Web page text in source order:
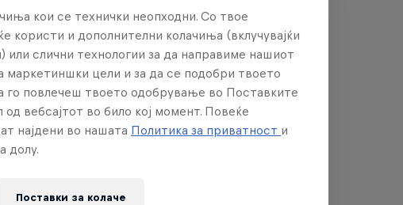
кои се технички неопходни. Со твое
користи и дополнителни колачиња (вклучувајќи
или слични технологии за да направиме нашиот
маркетиншки цели и за да се подобри твоето
го повлечеш твоето одобрување во Поставките
вебсајтот во било кој момент. Повеќе
најдени во нашата Политика за приватност и
долу.
Поставки за колачe